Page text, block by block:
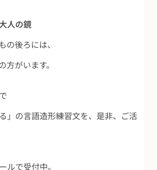
人の鏡
の後ろには、
方がいます。
」の言語造形練習文を、是非、ご活
ルで受付中。